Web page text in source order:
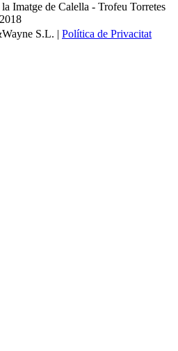
Imatge de Calella - Trofeu Torretes
S.L. | Política de Privacitat